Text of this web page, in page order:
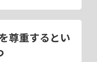
尊重するとい